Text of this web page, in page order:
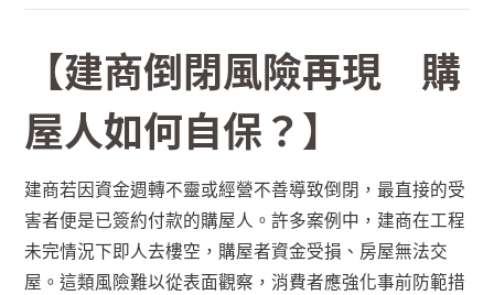
【建商倒閉風險再現 購
屋人如何自保？】
建商若因資金週轉不靈或經營不善導致倒閉，最直接的受
害者便是已簽約付款的購屋人。許多案例中，建商在工程
未完情況下即人去樓空，購屋者資金受損、房屋無法交
屋。這類風險難以從表面觀察，消費者應強化事前防範措